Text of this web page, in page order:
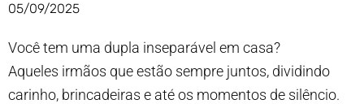
05/09/2025
Você tem uma dupla inseparável em casa?
Aqueles irmãos que estão sempre juntos, dividindo
carinho, brincadeiras e até os momentos de silêncio.